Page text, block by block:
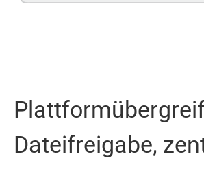
Dateifreigabe,